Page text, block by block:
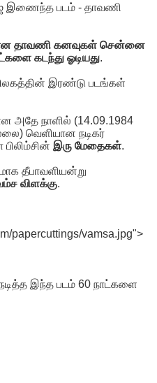
இணைந்த படம் - தாவணி
தாவணி கனவுகள் சென்னை
கடந்து ஓடியது.
இரண்டு படங்கள்
அதே நாளில் (14.09.1984
வெளியான நடிகர்
இரு மேதைகள்.
தீபாவளியன்று
விளக்கு.
papercuttings/vamsa.jpg">
நடித்த இந்த படம் 60 நாட்களை